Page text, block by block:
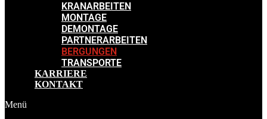
KRANARBEITEN
MONTAGE
DEMONTAGE
PARTNERARBEITEN
BERGUNGEN
TRANSPORTE
KARRIERE
KONTAKT
Menü